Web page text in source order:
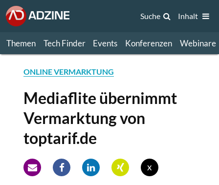
Themen Tech Finder Events Konferenzen Webinare
Suche Inhalt
ONLINE VERMARKTUNG
Mediaflite übernimmt
Vermarktung von
toptarif.de
x